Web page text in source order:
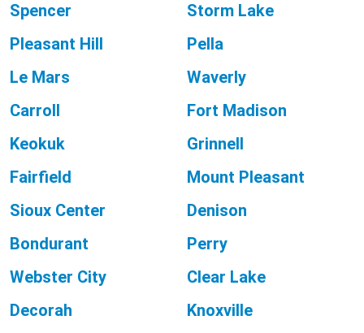
Spencer
Storm Lake
Pleasant Hill
Pella
Le Mars
Waverly
Carroll
Fort Madison
Keokuk
Grinnell
Fairfield
Mount Pleasant
Sioux Center
Denison
Bondurant
Perry
Webster City
Clear Lake
Decorah
Knoxville